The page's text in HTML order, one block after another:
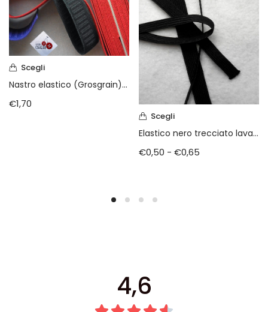
Scegli
Nastro elastico (Grosgrain) mm. 25 vendita a metraggio
€1,70
Scegli
Elastico nero trecciato lavabile
€0,50 - €0,65
4,6